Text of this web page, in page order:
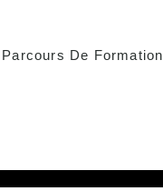
De Formation